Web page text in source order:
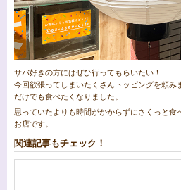
サバ好きの方にはぜひ行ってもらいたい！
今回欲張ってしまいたくさんトッピングを頼み
だけでも食べたくなりました。
思っていたよりも時間がかからずにさくっと
お店です。
関連記事もチェック！